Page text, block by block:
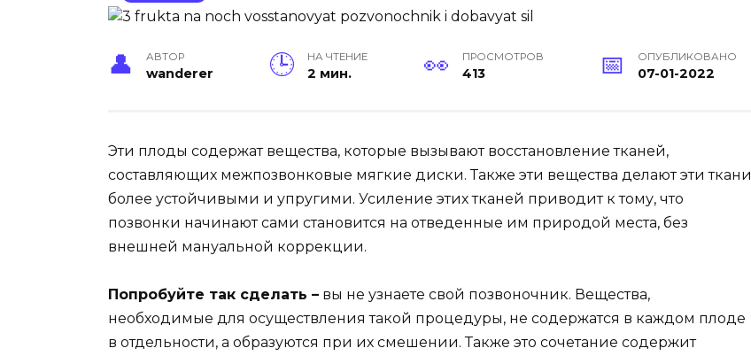
АВТОР
wanderer
НА ЧТЕНИЕ
2 мин.
ПРОСМОТРОВ
413
ОПУБЛИКОВАНО
07-01-2022
Эти плоды содержат вещества, которые вызывают восстановление тканей,
составляющих межпозвонковые мягкие диски. Также эти вещества делают эти ткани
более устойчивыми и упругими. Усиление этих тканей приводит к тому, что
позвонки начинают сами становится на отведенные им природой места, без
внешней мануальной коррекции.
Попробуйте так сделать – вы не узнаете свой позвоночник. Вещества,
необходимые для осуществления такой процедуры, не содержатся в каждом плоде
в отдельности, а образуются при их смешении. Также это сочетание содержит